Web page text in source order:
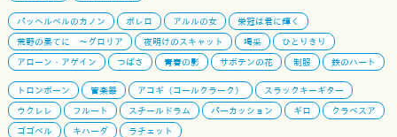
パッヘルベルのカノン ボレロ アルルの女
栄冠は君に輝く
荒野の果てに 〜グロリア
夜明けのスキャット 喝采
ひとりきり
アローン・アゲイン
つばさ 青春の影 サボテンの花 制服 鉄のハート
トロンボーン 管楽器 アコギ（コールクラーク）
スラックキーギター
ウクレレ
フルート スチールドラム パーカッション ギロ
クラベスア
ゴゴベル
キハーダ ラチェット